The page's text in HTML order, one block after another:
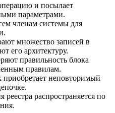
и посылает
параметрами.
членам системы для
множество записей в
его архитектуру.
правильность блока
правилам.
неповторимый
реестра распространяется по